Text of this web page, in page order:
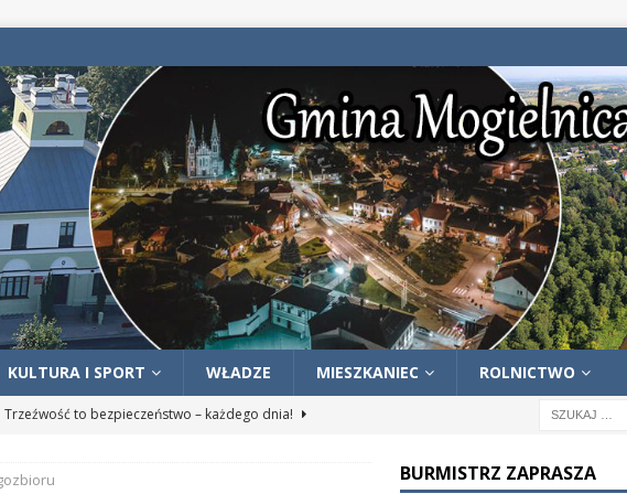
KULTURA I SPORT WŁADZE MIESZKANIEC ROLNICTWO
Trzeźwość to bezpieczeństwo – każdego dnia!
ZWROT PODATKU AKCYZOWEGO DLA ROLNIKÓW –
BURMISTRZ ZAPRASZA